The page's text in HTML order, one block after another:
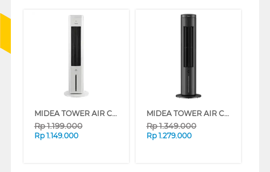
MIDEA TOWER AIR COOLER 4 L MAC400R0BPW
Rp1.199.000
Rp 1.149.000
MIDEA TOWER AIR COOLER 4 L MAC401R0BPK
Rp1.349.000
Rp 1.279.000